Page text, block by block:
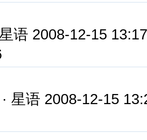
语 2008-12-15
星语 2008-12-15